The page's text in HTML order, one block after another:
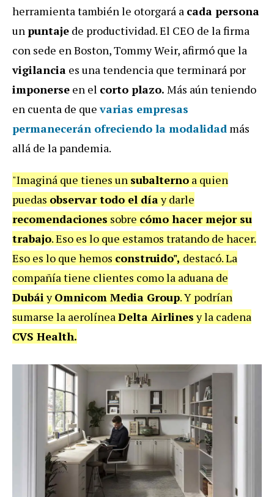
herramienta también le otorgará a cada persona
unpuntaje de productividad. El CEO de la firma
con sede en Boston, Tommy Weir, afirmó que la
vigilancia es una tendencia que terminará por
imponerse en el corto plazo. Más aún teniendo
en cuenta de quevarias empresas
permanecerán ofreciendo la modalidad más
allá de la pandemia.
"Imaginá que tienes un subalterno a quien
puedas observar todo el díay darle
recomendaciones sobre cómo hacer mejor su
trabajo. Eso es lo que estamos tratando de hacer.
Eso es lo que hemos construido", destacó. La
compañía tiene clientes como la aduana de
DubáiyOmnicom Media Group. Y podrían
sumarse la aerolíneaDelta Airlinesy la cadena
CVS Health.